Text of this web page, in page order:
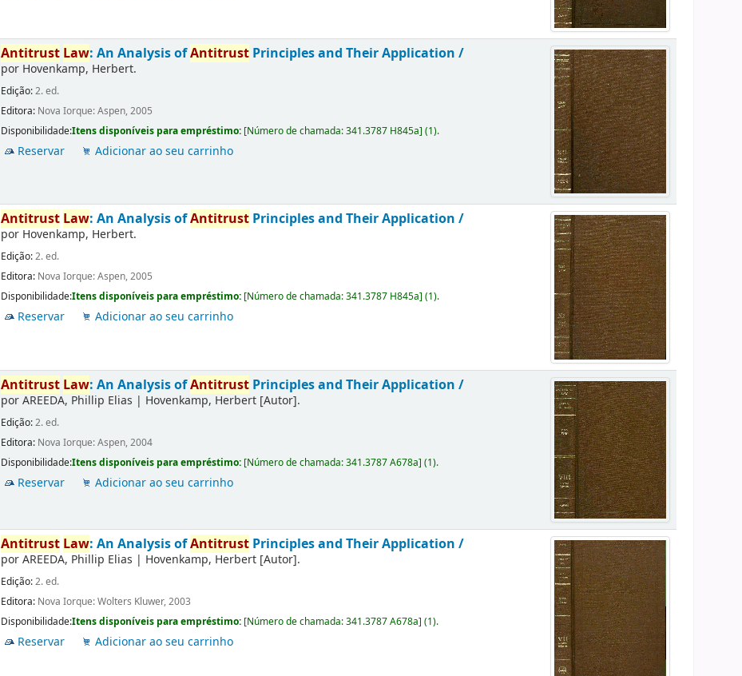
Antitrust Law: An Analysis ofAntitrust Principles and Their Application /
por Hovenkamp, Herbert.
Edição:2. ed.
Editora: Nova Iorque: Aspen, 2005
Disponibilidade:Itens disponíveis para empréstimo: [Número de chamada:341.3787 H845a](1).
Reservar Adicionar ao seu carrinho
Antitrust Law: An Analysis ofAntitrust Principles and Their Application /
por Hovenkamp, Herbert.
Edição:2. ed.
Editora: Nova Iorque: Aspen, 2005
Disponibilidade:Itens disponíveis para empréstimo: [Número de chamada:341.3787 H845a](1).
Reservar Adicionar ao seu carrinho
Antitrust Law: An Analysis ofAntitrust Principles and Their Application /
porAREEDA, Phillip Elias | Hovenkamp, Herbert [Autor].
Edição:2. ed.
Editora: Nova Iorque: Aspen, 2004
Disponibilidade:Itens disponíveis para empréstimo: [Número de chamada:341.3787 A678a](1).
Reservar Adicionar ao seu carrinho
Antitrust Law: An Analysis ofAntitrust Principles and Their Application /
porAREEDA, Phillip Elias | Hovenkamp, Herbert [Autor].
Edição:2. ed.
Editora: Nova Iorque: Wolters Kluwer, 2003
Disponibilidade:Itens disponíveis para empréstimo: [Número de chamada:341.3787 A678a](1).
Reservar Adicionar ao seu carrinho